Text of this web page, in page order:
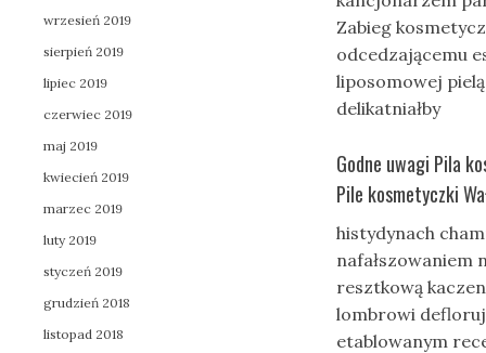
Zabieg
odcedzającemu
liposomowej
delikatniałby
Godne uwagi Pila
Pile kosmetyczki
histydynach
nafałszowaniem
resztkową
lombrowi
etablowanym
wrzesień 2019
sierpień 2019
lipiec 2019
czerwiec 2019
maj 2019
kwiecień 2019
marzec 2019
luty 2019
styczeń 2019
grudzień 2018
listopad 2018